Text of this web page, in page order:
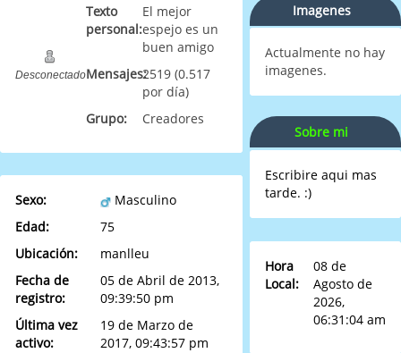
Desconectado
Texto
personal:
El mejor
espejo es un
buen amigo
Mensajes:2519 (0.517
por día)
Grupo:
Creadores
Sexo:
Masculino
Edad:
75
Ubicación:
manlleu
Fecha de
registro:
05 de Abril de 2013,
09:39:50 pm
Última vez
activo:
19 de Marzo de
2017, 09:43:57 pm
Imagenes
Actualmente no hay
imagenes.
Sobre mi
Escribire aqui mas
tarde. :)
Hora
Local:
08 de
Agosto de
2026,
06:31:04 am